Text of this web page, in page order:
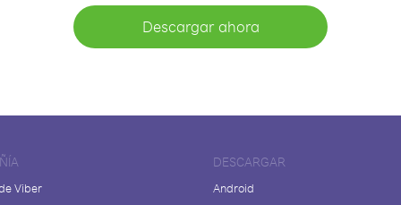
Descargar ahora
Viber
DESCARGAR
Android